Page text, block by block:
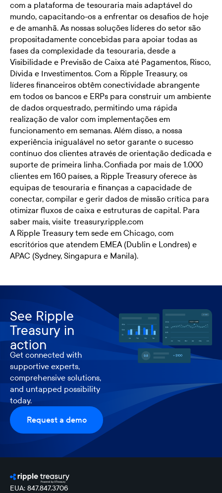
com a plataforma de tesouraria mais adaptável do
mundo, capacitando-os a enfrentar os desafios de hoje
e de amanhã. As nossas soluções líderes do setor são
propositadamente concebidas para apoiar todas as
fases da complexidade da tesouraria, desde a
Visibilidade e Previsão de Caixa até Pagamentos, Risco,
Dívida e Investimentos. Com a Ripple Treasury, os
líderes financeiros obtêm conectividade abrangente
em todos os bancos e ERPs para construir um ambiente
de dados orquestrado, permitindo uma rápida
realização de valor com implementações em
funcionamento em semanas. Além disso, a nossa
experiência inigualável no setor garante o sucesso
contínuo dos clientes através de orientação dedicada e
suporte de primeira linha. Confiada por mais de 1.000
clientes em 160 países, a Ripple Treasury oferece às
equipas de tesouraria e finanças a capacidade de
conectar, compilar e gerir dados de missão crítica para
otimizar fluxos de caixa e estruturas de capital. Para
saber mais, visite treasury.ripple.com
A Ripple Treasury tem sede em Chicago, com
escritórios que atendem EMEA (Dublin e Londres) e
APAC (Sydney, Singapura e Manila).
See Ripple
Treasury in
action
Get connected with
supportive experts,
comprehensive solutions,
and untapped possibility
today.
Request a demo
EUA: 847.847.3706